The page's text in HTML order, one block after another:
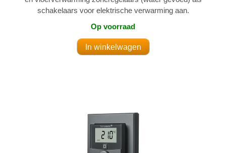
schakelaars voor elektrische verwarming aan.
Op voorraad